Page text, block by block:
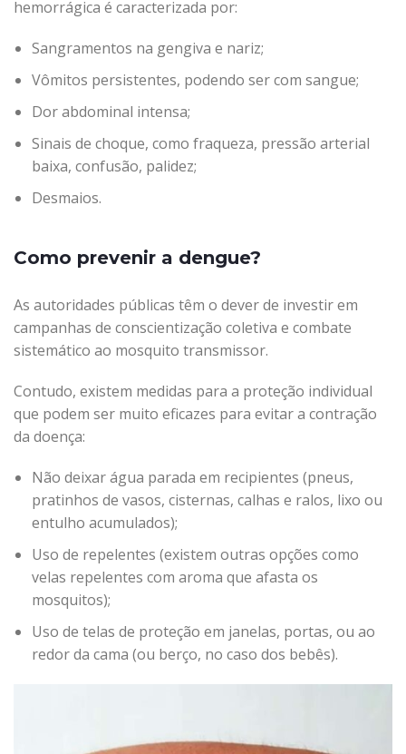
hemorrágica é caracterizada por:
Sangramentos na gengiva e nariz;
Vômitos persistentes, podendo ser com sangue;
Dor abdominal intensa;
Sinais de choque, como fraqueza, pressão arterial
baixa, confusão, palidez;
Desmaios.
Como prevenir a dengue?
As autoridades públicas têm o dever de investir em
campanhas de conscientização coletiva e combate
sistemático ao mosquito transmissor.
Contudo, existem medidas para a proteção individual
que podem ser muito eficazes para evitar a contração
da doença:
Não deixar água parada em recipientes (pneus,
pratinhos de vasos, cisternas, calhas e ralos, lixo ou
entulho acumulados);
Uso de repelentes (existem outras opções como
velas repelentes com aroma que afasta os
mosquitos);
Uso de telas de proteção em janelas, portas, ou ao
redor da cama (ou berço, no caso dos bebês).